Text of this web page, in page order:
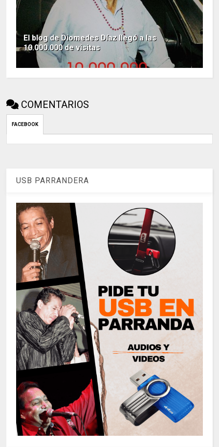
El blog de Diomedes Díaz llegó a las
10.000.000 de visitas
COMENTARIOS
FACEBOOK
USB PARRANDERA